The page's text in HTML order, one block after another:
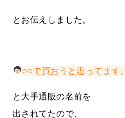
とお伝えしました。
○○で買おうと思ってます。
と大手通販の名前を
出されてたので、